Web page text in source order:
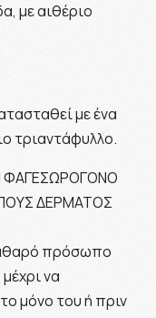
με αιθέριο
με ένα
τριαντάφυλλο.
ΦΑΓΕΣΩΡΟΓΟΝΟ
ΔΕΡΜΑΤΟΣ
πρόσωπο
να
μόνο του ή πριν